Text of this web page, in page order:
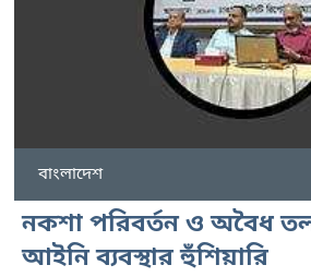
বাংলাদেশ
নকশা পরিবর্তন ও অবৈধ তলা
আইনি ব্যবস্থার হুঁশিয়ারি